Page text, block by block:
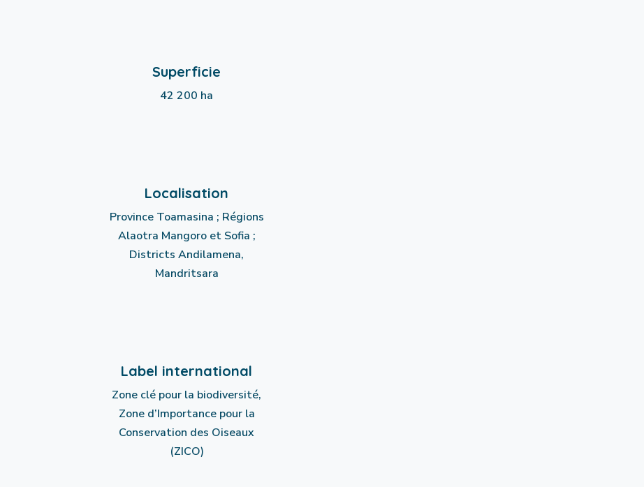
Superficie
42 200 ha
Localisation
Province Toamasina ; Régions
Alaotra Mangoro et Sofia ;
Districts Andilamena,
Mandritsara
Label international
Zone clé pour la biodiversité,
Zone d’Importance pour la
Conservation des Oiseaux
(ZICO)